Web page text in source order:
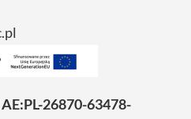
26870-63478-